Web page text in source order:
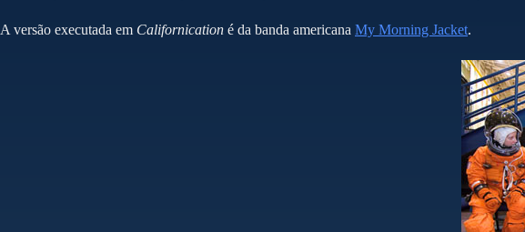
A versão executada em Californication é da banda americana My Morning Jacket.